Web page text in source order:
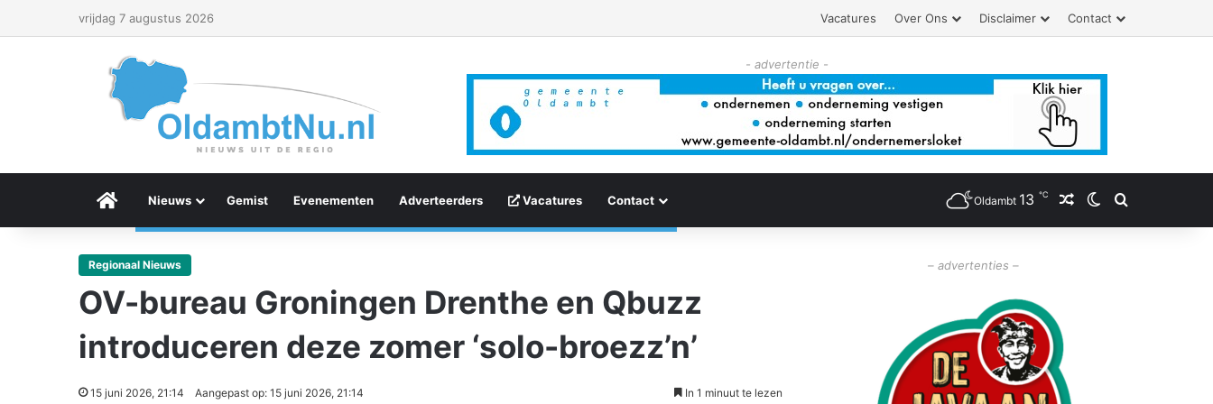
vrijdag 7 augustus 2026 Vacatures Over Ons Disclaimer Contact
- advertentie -
Menu Item
Nieuws Gemist Evenementen Adverteerders Vacatures Contact Oldambt 13 ℃ Willekeurig artikel
Switch skin
Zoeken
Regionaal Nieuws
OV-bureau Groningen Drenthe en Qbuzz
introduceren deze zomer ‘solo-broezz’n’
15 juni 2026, 21:14 Aangepast op: 15 juni 2026, 21:14 In 1 minuut te lezen
– advertenties –